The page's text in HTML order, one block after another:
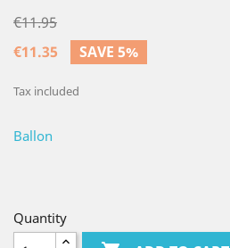
€11.95
€11.35
SAVE 5%
Tax included
Ballon
Quantity